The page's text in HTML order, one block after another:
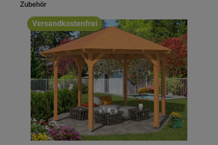
Produktgalerie überspringen
Zubehör
Versandkostenfrei